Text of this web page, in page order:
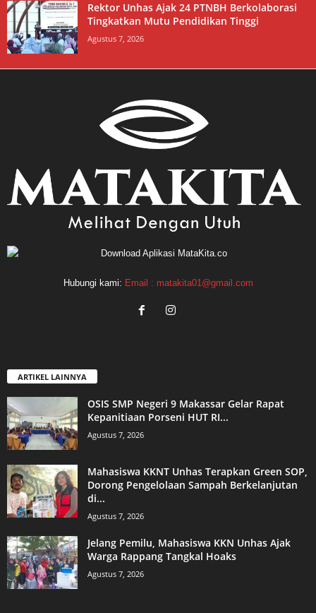
Rektor Unhas Ajak 24 PTNBH Berkolaborasi
Tingkatkan Mutu Pendidikan Tinggi
Agustus 7, 2026
Hubungi kami: Email : matakita01@gmail.com
ARTIKEL LAINNYA
OSIS SMP Negeri 9 Makassar Gelar Rapat
Kepanitiaan Porseni HUT RI...
Agustus 7, 2026
Mahasiswa KKNT Unhas Terapkan Green SOP,
Dorong Pengelolaan Sampah Berkelanjutan
di...
Agustus 7, 2026
Jelang Pemilu, Mahasiswa KKN Unhas Ajak
Warga Rappang Tangkal Hoaks
Agustus 7, 2026